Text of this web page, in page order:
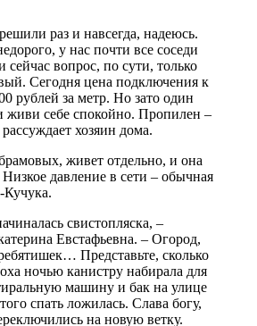
раз и навсегда, надеюсь.
у нас почти все соседи
сейчас вопрос, по сути, только
Сегодня цена подключения к
рублей за метр. Но зато один
живи себе спокойно. Пропилен –
хозяин дома.
живет отдельно, и она
давление в сети – обычная
Кучука.
свистопляска, –
Евстафьевна. – Огород,
Представьте, сколько
ночью канистру набирала для
машину и бак на улице
спать ложилась. Слава богу,
на новую ветку.